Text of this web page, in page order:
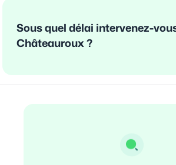
Sous quel délai intervenez-
Châteauroux ?